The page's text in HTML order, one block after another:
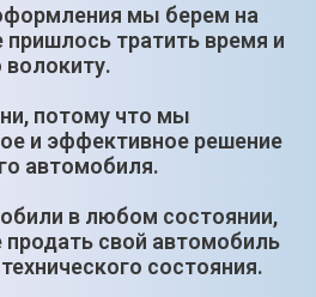
мы берем на
тратить время и
потому что мы
и эффективное решение
автомобиля.
в любом состоянии,
свой автомобиль
состояния.